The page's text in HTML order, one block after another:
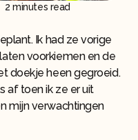
2 minutes read
Ik had ze vorige
voorkiemen en de
doekje heen gegroeid.
af toen ik ze er uit
mijn verwachtingen